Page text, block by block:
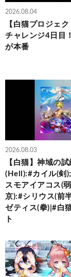
2026.08.04
【白猫プロジェ
チャレンジ4日目
が本番
2026.08.03
【白猫】神域の
(Hell):#カイル(剣
スモアイアコス(
京):#シリウス(前
ゼティス(拳)|#白
ト